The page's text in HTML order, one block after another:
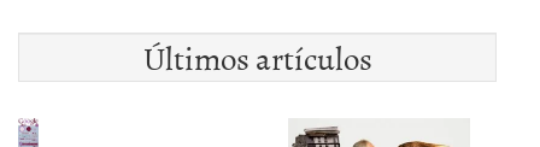
Últimos artículos